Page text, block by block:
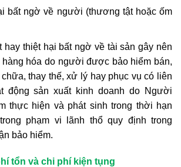
bất ngờ về người (thương tật hoặc ốm
hay thiệt hại bất ngờ về tài sản gây nên
hàng hóa do người được bảo hiểm bán,
thay thế, xử lý hay phục vụ có liên
động sản xuất kinh doanh do Người
thực hiện và phát sinh trong thời hạn
phạm vi lãnh thổ quy định trong
bảo hiểm.
tổn và chi phí kiện tụng